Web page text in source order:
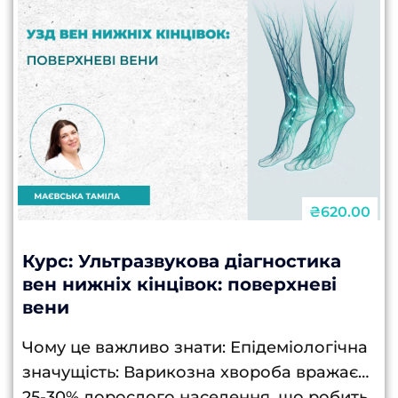
₴620.00
Курс: Ультразвукова діагностика
вен нижніх кінцівок: поверхневі
вени
Чому це важливо знати: Епідеміологічна
значущість: Варикозна хвороба вражає